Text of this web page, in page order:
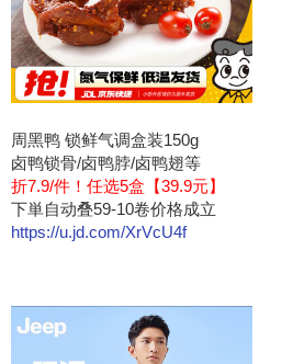
周黑鸭 锁鲜气调盒装150g
卤鸭锁骨/卤鸭脖/卤鸭翅等
折7.9/件！任选5盒【39.9元】
下単自动叠59-10卷价格成立
https://u.jd.com/XrVcU4f